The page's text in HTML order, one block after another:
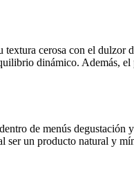
cerosa con el dulzor
dinámico. Además,
de menús
un producto natural y